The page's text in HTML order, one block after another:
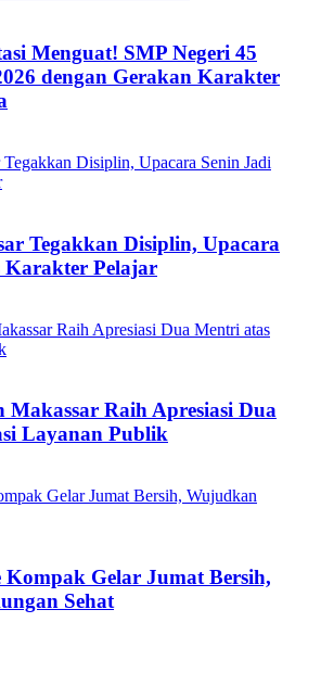
Menguat! SMP Negeri 45
dengan Gerakan Karakter
Tegakkan Disiplin, Upacara
Karakter Pelajar
Makassar Raih Apresiasi Dua
Layanan Publik
Kompak Gelar Jumat Bersih,
Sehat